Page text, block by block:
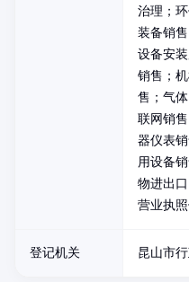
治理；
装备销
设备安
销售；
售；气
联网销
器仪表
用设备
物进出
营业执
登记机关 昆山市